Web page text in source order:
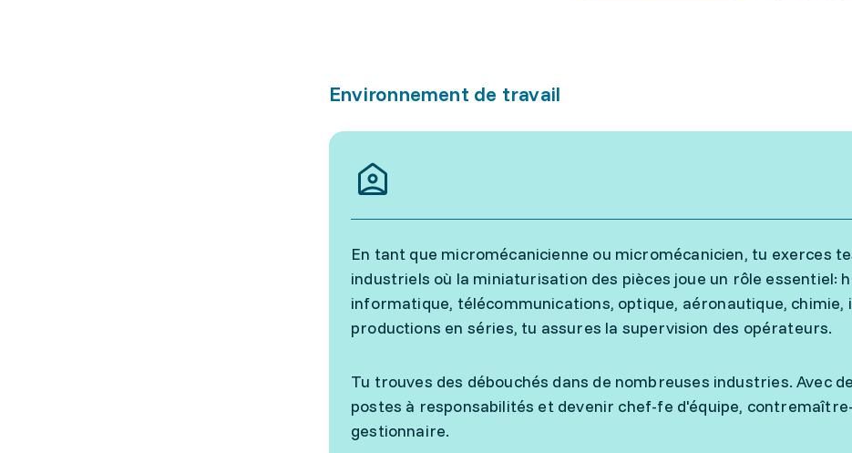
Environnement de travail
En tant que micromécanicienne ou micromécanicien, tu exerces
industriels où la miniaturisation des pièces joue un rôle essentiel:
informatique, télécommunications, optique, aéronautique,
productions en séries, tu assures la supervision des opérateurs.
Tu trouves des débouchés dans de nombreuses industries. Avec
postes à responsabilités et devenir chef-fe d'équipe,
gestionnaire.